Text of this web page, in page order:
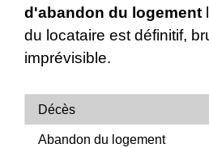
d'abandon du logement
du locataire est définitif,
imprévisible.
Décès
Abandon du logement